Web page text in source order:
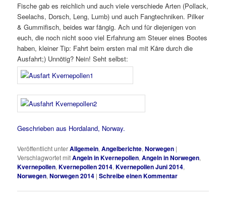
Fische gab es reichlich und auch viele verschiede Arten (Pollack,
Seelachs, Dorsch, Leng, Lumb) und auch Fangtechniken. Pilker
& Gummifisch, beides war fängig. Ach und für diejenigen von
euch, die noch nicht sooo viel Erfahrung am Steuer eines Bootes
haben, kleiner Tip: Fahrt beim ersten mal mit Kåre durch die
Ausfahrt;) Unnötig? Nein! Seht selbst:
Geschrieben aus Hordaland, Norway.
Veröffentlicht unterAllgemein,Angelberichte,Norwegen |
Verschlagwortet mitAngeln in Kvernepollen,Angeln in Norwegen,
Kvernepollen,Kvernepollen 2014,Kvernepollen Juni 2014,
Norwegen,Norwegen 2014 |Schreibe einen Kommentar